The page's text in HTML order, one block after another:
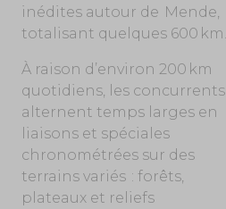
inédites autour de Mende,
totalisant quelques 600 km.
À raison d’environ 200 km
quotidiens, les concurrents
alternent temps larges en
liaisons et spéciales
chronométrées sur des
terrains variés : forêts,
plateaux et reliefs